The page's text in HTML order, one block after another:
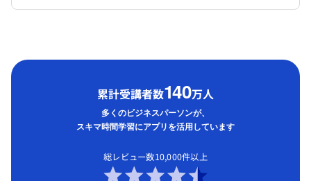
累計受講者数140万人
多くのビジネスパーソンが、
スキマ時間学習にアプリを活用しています
総レビュー数10,000件以上